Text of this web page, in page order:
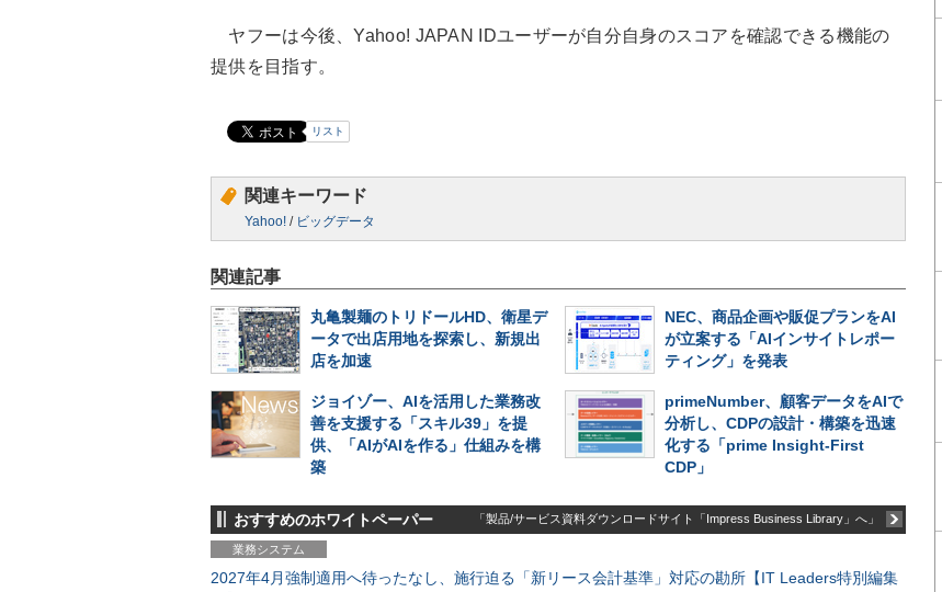
ヤフーは今後、Yahoo! JAPAN IDユーザーが自分自身のスコアを確認できる機能の
提供を目指す。
リスト
関連キーワード
Yahoo! / ビッグデータ
関連記事
丸亀製麺のトリドールHD、衛星デ
ータで出店用地を探索し、新規出
店を加速
NEC、商品企画や販促プランをAI
が立案する「AIインサイトレポー
ティング」を発表
ジョイゾー、AIを活用した業務改
善を支援する「スキル39」を提
供、「AIがAIを作る」仕組みを構
築
primeNumber、顧客データをAIで
分析し、CDPの設計・構築を迅速
化する「prime Insight-First
CDP」
おすすめのホワイトペーパー 「製品/サービス資料ダウンロードサイト「Impress Business Library」へ」
業務システム
2027年4月強制適用へ待ったなし、施行迫る「新リース会計基準」対応の勘所【IT Leaders特別編集